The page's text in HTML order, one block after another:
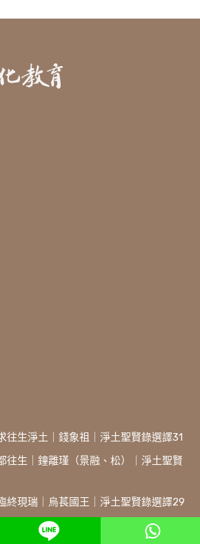
往生淨土｜錢象祖｜淨土聖賢錄選譯31
往生｜鐘離瑾（景融、松）｜淨土聖賢
終現瑞｜烏萇國王｜淨土聖賢錄選譯29
得真心生西方｜成注法師｜淨土聖賢錄